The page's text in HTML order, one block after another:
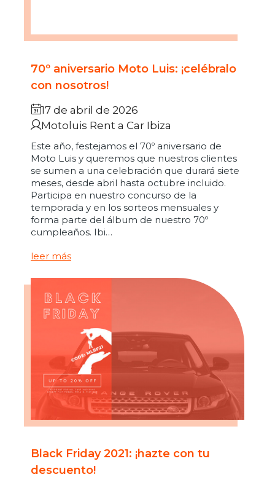
70º aniversario Moto Luis: ¡celébralo
con nosotros!
17 de abril de 2026
Motoluis Rent a Car Ibiza
Este año, festejamos el 70º aniversario de
Moto Luis y queremos que nuestros clientes
se sumen a una celebración que durará siete
meses, desde abril hasta octubre incluido.
Participa en nuestro concurso de la
temporada y en los sorteos mensuales y
forma parte del álbum de nuestro 70º
cumpleaños. Ibi…
leer más
Black Friday 2021: ¡hazte con tu
descuento!